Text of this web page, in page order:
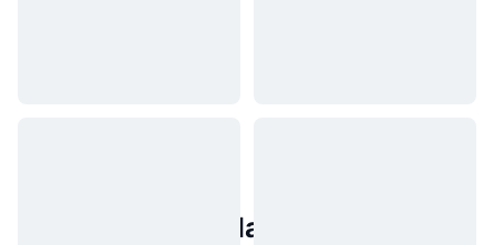
Asset reali popolari